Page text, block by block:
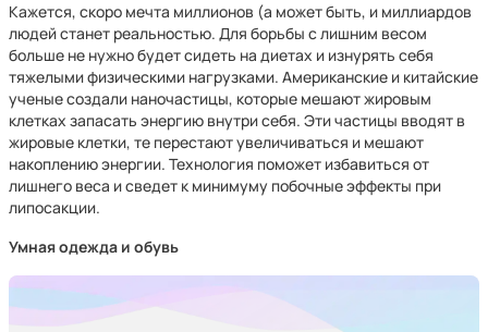
Кажется, скоро мечта миллионов (а может быть, и миллиардов
людей станет реальностью. Для борьбы с лишним весом
больше не нужно будет сидеть на диетах и изнурять себя
тяжелыми физическими нагрузками. Американские и китайские
ученые создали наночастицы, которые мешают жировым
клетках запасать энергию внутри себя. Эти частицы вводят в
жировые клетки, те перестают увеличиваться и мешают
накоплению энергии. Технология поможет избавиться от
лишнего веса и сведет к минимуму побочные эффекты при
липосакции.
Умная одежда и обувь